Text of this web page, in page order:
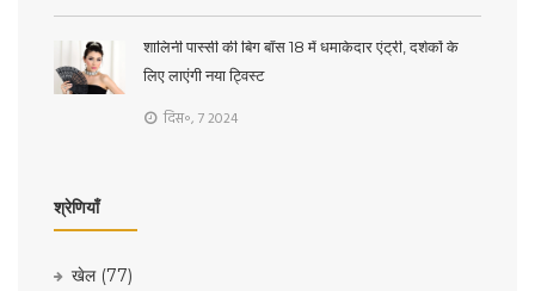
शालिनी पास्सी की बिग बॉस 18 में धमाकेदार एंट्री, दर्शकों के
लिए लाएंगी नया ट्विस्ट
दिस॰, 7 2024
श्रेणियाँ
खेल (77)